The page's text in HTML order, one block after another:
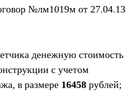
№лм1019м от 27.04.13
денежную стоимость
с учетом
в размере 16458 рублей;